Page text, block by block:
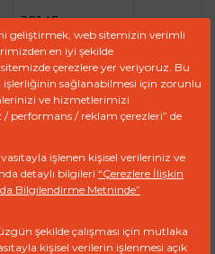
JS145
WHEELED
TRIPLE
ARTICULATED
BOOM
geliştirmek, web sitemizin verimli
en iyi şekilde
çerezlere yer veriyoruz. Bu
işlerliğinin sağlanabilmesi için zorunlu
ve hizmetlerimizi
performans / reklam çerezleri” de
işlenen kişisel verileriniz ve
detaylı bilgileri “Çerezlere İlişkin
Bilgilendirme Metninde”
şekilde çalışması için mutlaka
kişisel verilerin işlenmesi açık